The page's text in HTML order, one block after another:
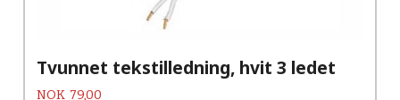
Tvunnet tekstilledning, hvit 3 ledet
Pris
NOK 79,00